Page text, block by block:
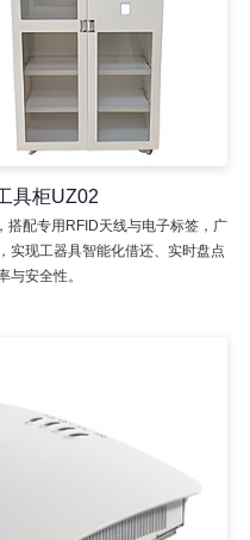
具柜UZ02
搭配专用RFID天线与电子标签，广
实现工器具智能化借还、实时盘点
安全性。